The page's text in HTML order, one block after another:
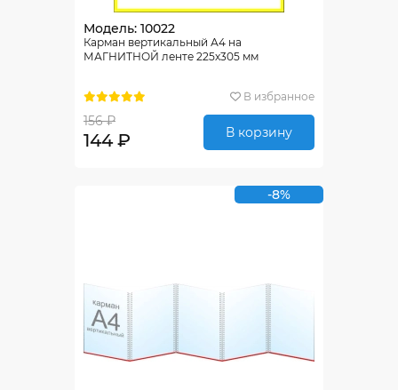
Модель: 10022
Карман вертикальный А4 на
МАГНИТНОЙ ленте 225х305 мм
В избранное
156 ₽
144 ₽ В корзину
-8%